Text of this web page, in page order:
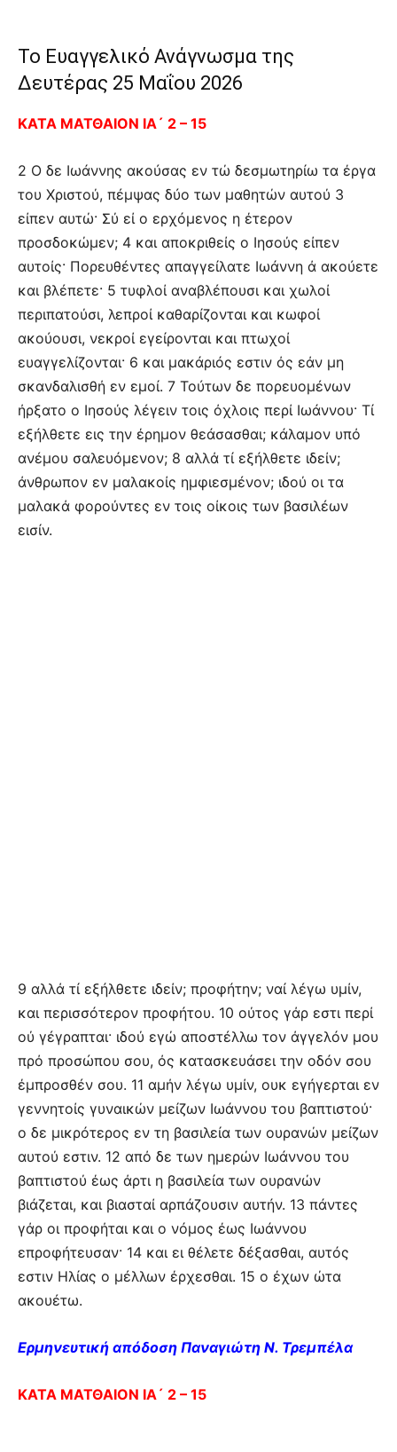
Το Ευαγγελικό Ανάγνωσμα της
Δευτέρας 25 Μαΐου 2026
ΚΑΤΑ ΜΑΤΘΑΙΟΝ ΙΑ´ 2 – 15
2 Ο δε Ιωάννης ακούσας εν τώ δεσμωτηρίω τα έργα
του Χριστού, πέμψας δύο των μαθητών αυτού 3
είπεν αυτώ· Σύ εί ο ερχόμενος η έτερον
προσδοκώμεν; 4 και αποκριθείς ο Ιησούς είπεν
αυτοίς· Πορευθέντες απαγγείλατε Ιωάννη ά ακούετε
και βλέπετε· 5 τυφλοί αναβλέπουσι και χωλοί
περιπατούσι, λεπροί καθαρίζονται και κωφοί
ακούουσι, νεκροί εγείρονται και πτωχοί
ευαγγελίζονται· 6 και μακάριός εστιν ός εάν μη
σκανδαλισθή εν εμοί. 7 Τούτων δε πορευομένων
ήρξατο ο Ιησούς λέγειν τοις όχλοις περί Ιωάννου· Τί
εξήλθετε εις την έρημον θεάσασθαι; κάλαμον υπό
ανέμου σαλευόμενον; 8 αλλά τί εξήλθετε ιδείν;
άνθρωπον εν μαλακοίς ημφιεσμένον; ιδού οι τα
μαλακά φορούντες εν τοις οίκοις των βασιλέων
εισίν.
9 αλλά τί εξήλθετε ιδείν; προφήτην; ναί λέγω υμίν,
και περισσότερον προφήτου. 10 ούτος γάρ εστι περί
ού γέγραπται· ιδού εγώ αποστέλλω τον άγγελόν μου
πρό προσώπου σου, ός κατασκευάσει την οδόν σου
έμπροσθέν σου. 11 αμήν λέγω υμίν, ουκ εγήγερται εν
γεννητοίς γυναικών μείζων Ιωάννου του βαπτιστού·
ο δε μικρότερος εν τη βασιλεία των ουρανών μείζων
αυτού εστιν. 12 από δε των ημερών Ιωάννου του
βαπτιστού έως άρτι η βασιλεία των ουρανών
βιάζεται, και βιασταί αρπάζουσιν αυτήν. 13 πάντες
γάρ οι προφήται και ο νόμος έως Ιωάννου
επροφήτευσαν· 14 και ει θέλετε δέξασθαι, αυτός
εστιν Ηλίας ο μέλλων έρχεσθαι. 15 ο έχων ώτα
ακουέτω.
Ερμηνευτική απόδοση Παναγιώτη Ν. Τρεμπέλα
ΚΑΤΑ ΜΑΤΘΑΙΟΝ ΙΑ´ 2 – 15